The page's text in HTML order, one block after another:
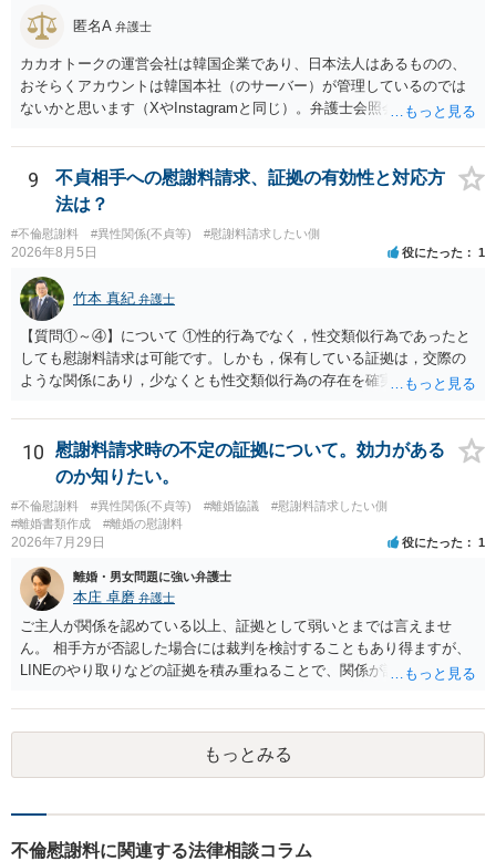
談も検討なさった方がよいでしょう。
り異なりますので、直接ご確認いただくといいですよ。 ご質問に対す
る回答は以上ですが、可能であれば、ご依頼になるかは別にして、お
近くの弁護士に直接相談されて、今後の対応についてアドバイスを求
めることをおすすめいたします。 ご参考にしていただけますと幸いで
す。
匿名A 弁護士
カカオトークの運営会社は韓国企業であり、日本法人はあるものの、
おそらくアカウントは韓国本社（のサーバー）が管理しているのでは
ないかと思います（XやInstagramと同じ）。弁護士会照会は日本法に
対する照会は基本的にできないと解されています（弁護士会によって
は例外的に認める扱いもありますが、かなり限定されているので一般
的ではないでしょう）。もし韓国本社がアカウント管理をしているな
ら、日本法人へ送っても「ウチでは管理していない」という回答にな
ります。 個人で直接他人のID情報の開示を求めても拒否されるでしょ
う。
9
不貞相手への慰謝料請求、証拠の有効性と対応方
法は？
#不倫慰謝料 #異性関係(不貞等) #慰謝料請求したい側
2026年8月5日 役にたった 1
竹本 真紀 弁護士
【質問①～④】について ①性的行為でなく，性交類似行為であったと
しても慰謝料請求は可能です。しかも，保有している証拠は，交際の
ような関係にあり，少なくとも性交類似行為の存在を確実に証明でき
ことを窺わせるものです。）。ですから，慰謝料請求を進めることで
よいと思います。 ただ．慰謝料額については，婚姻破綻に至っていな
いとして，この点を考慮されることになるかもしれません。 ②夫との
今後のことを考えて書いてもらうか否かを検討するのがよいと思いま
す。今ある証拠以上のことを証明（証明力を強めることも含む）でき
るのであれば，前向きに検討を進めるという考え方でもよいでしょ
値と夫との関係との均衡のように思います。 ③行政書士に委任をして
いるのであれば，どのような内容の委任なのか不明ですが，その行政
書士との協議になると思います。請求するか，訴訟にするか，その点
の見極めや，相手方は性交類似行為は認めているのか，それさえも否
定しているのかによって，考え方・進め方は変わってくると思いま
あれば，本人（行政書士でも同じだと思います。）への対応ではあま
り変わらないように思います。減額で折り合えるなら本人様の交渉で
もよいように思いますが，ゼロかどうかの観点であれば，訴訟に進む
しかなくなるようにも思います。そうしますと，お近くの弁護士に相
10
慰謝料請求時の不定の証拠について。効力がある
のか知りたい。
#不倫慰謝料 #異性関係(不貞等) #離婚協議
#慰謝料請求したい側
#離婚書類作成
#離婚の慰謝料
2026年7月29日 役にたった 1
離婚・男女問題に強い弁護士
本庄 卓磨 弁護士
ご主人が関係を認めている以上、証拠として弱いとまでは言えませ
ん。 相手方が否認した場合には裁判を検討することもあり得ますが、
LINEのやり取りなどの証拠を積み重ねることで、関係が認定される余
個別の事情によりますので、お早めに弁護士に相談されることをおす
すめします。
もっとみる
不倫慰謝料に関連する法律相談コラム